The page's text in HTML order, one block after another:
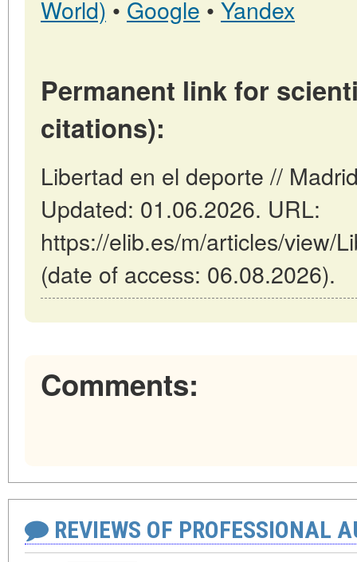
World) • Google • Yandex
Permanent link for
citations):
Libertad en el deporte //
Updated: 01.06.2026. URL:
https://elib.es/m/articles/view/
(date of access: 06.08.2026).
Comments:
REVIEWS OF PROFESSIONAL